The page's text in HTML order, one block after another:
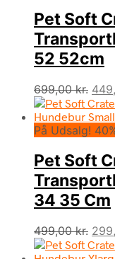
Pet Soft
52 52cm
699,00kr. Den
pris
var:
På Udsalg!
Pet Soft
34 35 Cm
499,00kr. Den